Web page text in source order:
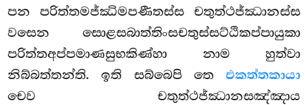
පන පරිත්තමජ්ඣිමපණීතස්ස චතුත්ථජ්ඣානස්ස
වසෙන සොළසබාත්තිංසචතුස්සට්ඨිකප්පායුකා
පරිත්තඅප්පමාණසුභකිණ්හා නාම හුත්වා
නිබ්බත්තන්ති. ඉති සබ්බෙපි තෙ එකත්තකායා
චෙව චතුත්ථජ්ඣානසඤ්ඤාය